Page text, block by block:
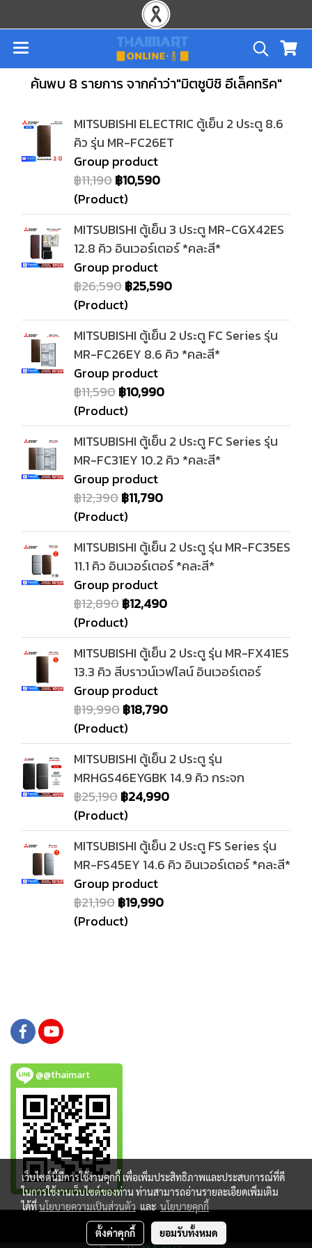
ค้นพบ 8 รายการ จากคำว่า"มิตซูบิชิ อีเล็คทริค"
MITSUBISHI ELECTRIC ตู้เย็น 2 ประตู 8.6
คิว รุ่น MR-FC26ET
Group product
฿11,190฿10,590
(Product)
MITSUBISHI ตู้เย็น 3 ประตู MR-CGX42ES
12.8 คิว อินเวอร์เตอร์ *คละสี*
Group product
฿26,590฿25,590
(Product)
MITSUBISHI ตู้เย็น 2 ประตู FC Series รุ่น
MR-FC26EY 8.6 คิว *คละสี*
Group product
฿11,590฿10,990
(Product)
MITSUBISHI ตู้เย็น 2 ประตู FC Series รุ่น
MR-FC31EY 10.2 คิว *คละสี*
Group product
฿12,390฿11,790
(Product)
MITSUBISHI ตู้เย็น 2 ประตู รุ่น MR-FC35ES
11.1 คิว อินเวอร์เตอร์ *คละสี*
Group product
฿12,890฿12,490
(Product)
MITSUBISHI ตู้เย็น 2 ประตู รุ่น MR-FX41ES
13.3 คิว สีบราวน์เวฟไลน์ อินเวอร์เตอร์
Group product
฿19,990฿18,790
(Product)
MITSUBISHI ตู้เย็น 2 ประตู รุ่น
MRHGS46EYGBK 14.9 คิว กระจก
฿25,190฿24,990
(Product)
MITSUBISHI ตู้เย็น 2 ประตู FS Series รุ่น
MR-FS45EY 14.6 คิว อินเวอร์เตอร์ *คละสี*
Group product
฿21,190฿19,990
(Product)
@@thaimart
Copy right by www.thaimartonline.com
เว็บไซต์นี้มีการใช้งานคุกกี้ เพื่อเพิ่มประสิทธิภาพและประสบการณ์ที่ดี
ในการใช้งานเว็บไซต์ของท่าน ท่านสามารถอ่านรายละเอียดเพิ่มเติม
ได้ที่นโยบายความเป็นส่วนตัว และ นโยบายคุกกี้
ตั้งค่าคุกกี้ ยอมรับทั้งหมด